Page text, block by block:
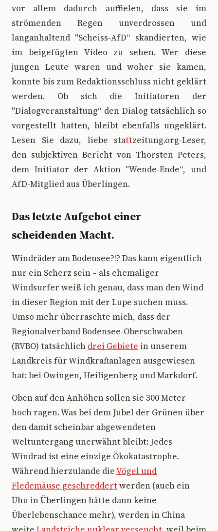
vor allem dadurch auffielen, dass sie im
strömenden Regen unverdrossen und
langanhaltend "Scheiss-AfD“ skandierten, wie
im beigefügten Video zu sehen. Wer diese
jungen Leute waren und woher sie kamen,
konnte bis zum Redaktionsschluss nicht geklärt
werden. Ob sich die Initiatoren der
"Dialogveranstaltung“ den Dialog tatsächlich so
vorgestellt hatten, bleibt ebenfalls ungeklärt.
Lesen Sie dazu, liebe stattzeitung.org-Leser,
den subjektiven Bericht von Thorsten Peters,
dem Initiator der Aktion "Wende-Ende“, und
AfD-Mitglied aus Überlingen.
Das letzte Aufgebot einer
scheidenden Macht.
Windräder am Bodensee?!? Das kann eigentlich
nur ein Scherz sein – als ehemaliger
Windsurfer weiß ich genau, dass man den Wind
in dieser Region mit der Lupe suchen muss.
Umso mehr überraschte mich, dass der
Regionalverband Bodensee-Oberschwaben
(RVBO) tatsächlich drei Gebiete in unserem
Landkreis für Windkraftanlagen ausgewiesen
hat: bei Owingen, Heiligenberg und Markdorf.
Oben auf den Anhöhen sollen sie 300 Meter
hoch ragen. Was bei dem Jubel der Grünen über
den damit scheinbar abgewendeten
Weltuntergang unerwähnt bleibt: Jedes
Windrad ist eine einzige Ökokatastrophe.
Während hierzulande dieVögel und
Fledemäuse geschreddertwerden (auch ein
Uhu in Überlingen hätte dann keine
Überlebenschance mehr), werden in China